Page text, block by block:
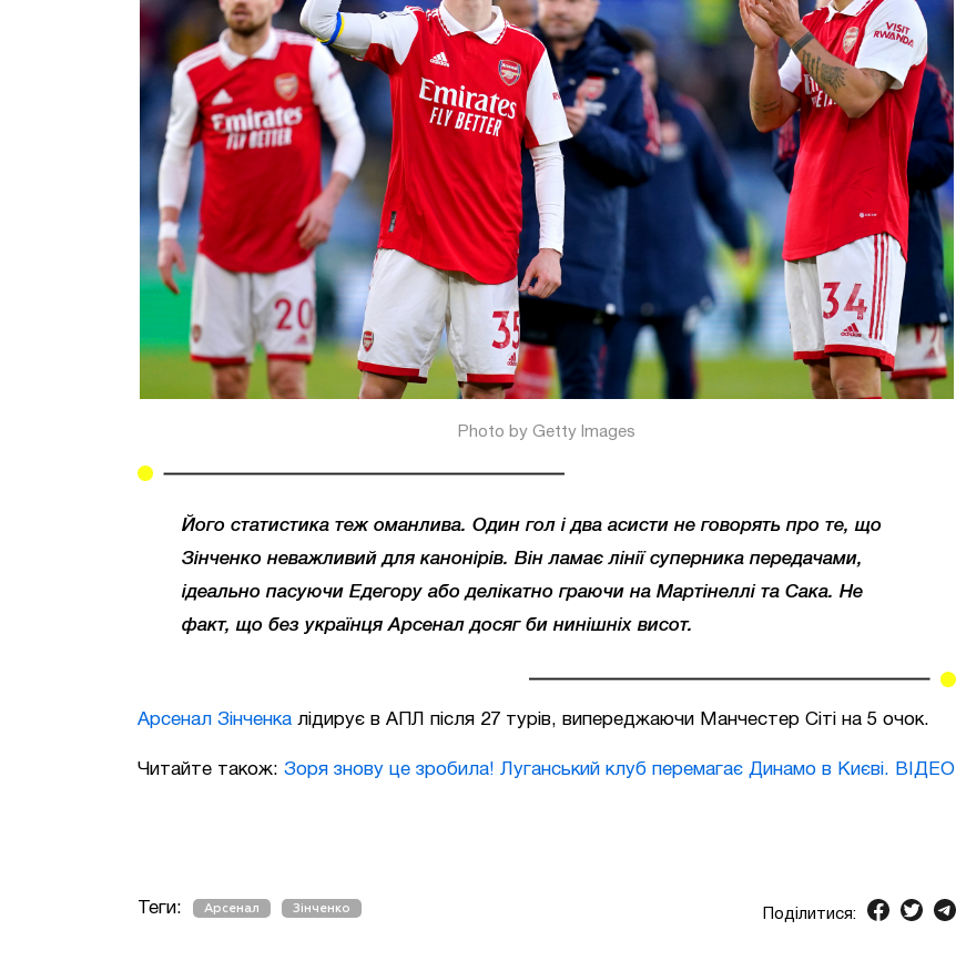
Photo by Getty Images
Його статистика теж оманлива. Один гол і два асисти не говорять про те, що
Зінченко неважливий для канонірів. Він ламає лінії суперника передачами,
ідеально пасуючи Едегору або делікатно граючи на Мартінеллі та Сака. Не
факт, що без українця Арсенал досяг би нинішніх висот.
Арсенал Зінченка лідирує в АПЛ після 27 турів, випереджаючи Манчестер Сіті на 5 очок.
Читайте також: Зоря знову це зробила! Луганський клуб перемагає Динамо в Києві. ВІДЕО
Теги: Арсенал Зінченко Поділитися: